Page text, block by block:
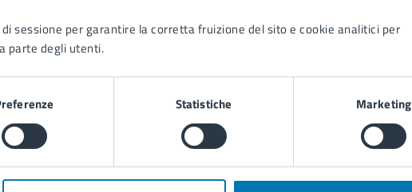
sessione per garantire la corretta fruizione del sito e cookie analitici per
parte degli utenti.
Statistiche Marketing
frequenti